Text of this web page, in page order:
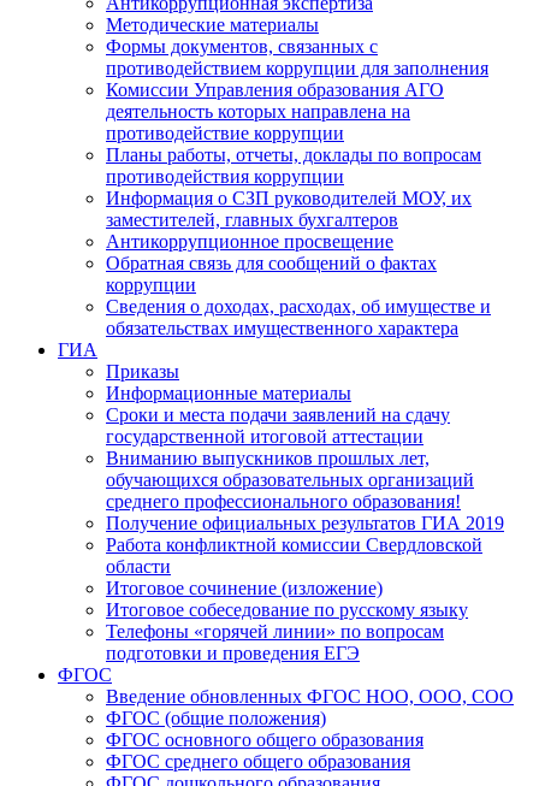
Методические материалы
Формы документов, связанных с
противодействием коррупции для заполнения
Комиссии Управления образования АГО
деятельность которых направлена на
противодействие коррупции
Планы работы, отчеты, доклады по вопросам
противодействия коррупции
Информация о СЗП руководителей МОУ, их
заместителей, главных бухгалтеров
Антикоррупционное просвещение
Обратная связь для сообщений о фактах
коррупции
Сведения о доходах, расходах, об имуществе и
обязательствах имущественного характера
ГИА
Приказы
Информационные материалы
Сроки и места подачи заявлений на сдачу
государственной итоговой аттестации
Вниманию выпускников прошлых лет,
обучающихся образовательных организаций
среднего профессионального образования!
Получение официальных результатов ГИА 2019
Работа конфликтной комиссии Свердловской
области
Итоговое сочинение (изложение)
Итоговое собеседование по русскому языку
Телефоны «горячей линии» по вопросам
подготовки и проведения ЕГЭ
ФГОС
Введение обновленных ФГОС НОО, ООО, СОО
ФГОС (общие положения)
ФГОС основного общего образования
ФГОС среднего общего образования